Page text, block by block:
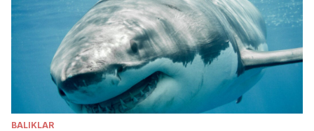
Houpt, K. A. (1997). Sexual behavior problems in dogs and
cats. Veterinary Clinics of North America: Small Animal
Practice, 27(3), 601-615.
BALIKLAR